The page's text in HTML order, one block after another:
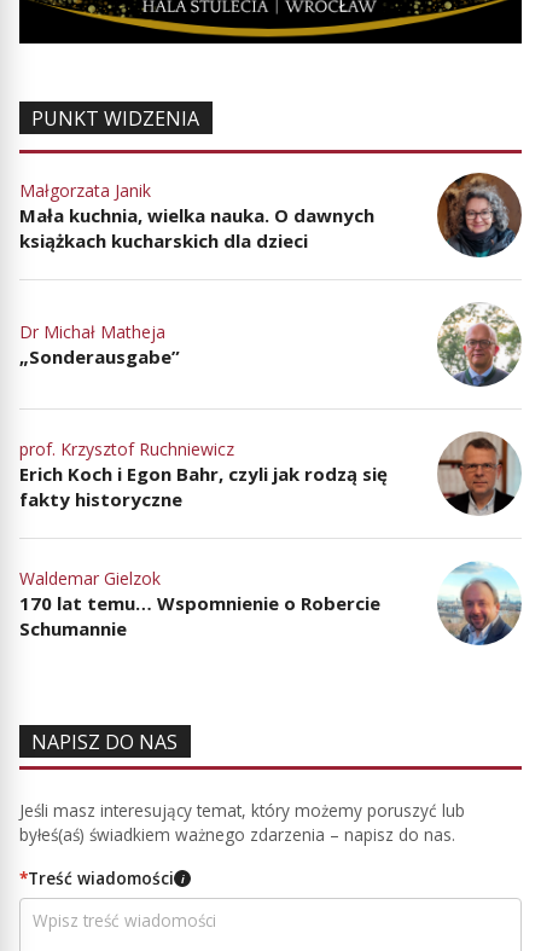
PUNKT WIDZENIA
Małgorzata Janik
Mała kuchnia, wielka nauka. O dawnych
książkach kucharskich dla dzieci
Dr Michał Matheja
„Sonderausgabe”
prof. Krzysztof Ruchniewicz
Erich Koch i Egon Bahr, czyli jak rodzą się
fakty historyczne
Waldemar Gielzok
170 lat temu… Wspomnienie o Robercie
Schumannie
NAPISZ DO NAS
Jeśli masz interesujący temat, który możemy poruszyć lub
byłeś(aś) świadkiem ważnego zdarzenia – napisz do nas.
*Treść wiadomości i